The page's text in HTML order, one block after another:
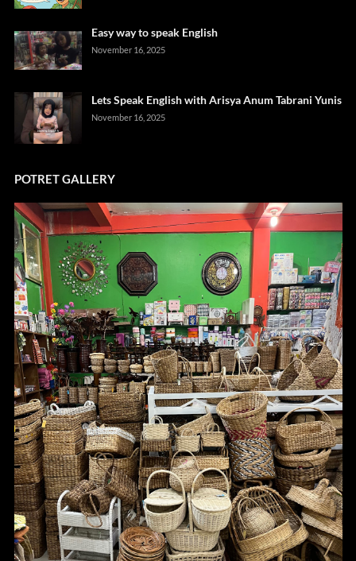
Easy way to speak English
November 16, 2025
Lets Speak English with Arisya Anum Tabrani Yunis
November 16, 2025
POTRET GALLERY